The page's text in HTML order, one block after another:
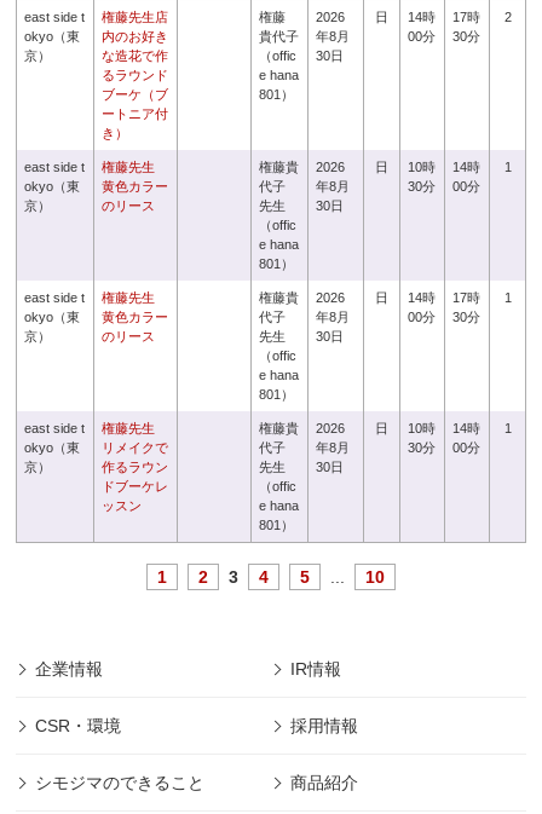
east side t
okyo（東
京）
権藤先生店
内のお好き
な造花で作
るラウンド
ブーケ（ブ
ートニア付
き）
権藤
貴代子
（offic
e hana
801）
2026
年8月
30日
日
14時
00分
17時
30分
2
east side t
okyo（東
京）
権藤先生
黄色カラー
のリース
権藤貴
代子
先生
（offic
e hana
801）
2026
年8月
30日
日
10時
30分
14時
00分
1
east side t
okyo（東
京）
権藤先生
黄色カラー
のリース
権藤貴
代子
先生
（offic
e hana
801）
2026
年8月
30日
日
14時
00分
17時
30分
1
east side t
okyo（東
京）
権藤先生
リメイクで
作るラウン
ドブーケレ
ッスン
権藤貴
代子
先生
（offic
e hana
801）
2026
年8月
30日
日
10時
30分
14時
00分
1
1 2 3 4 5 10
企業情報 IR情報
CSR・環境 採用情報
シモジマのできること 商品紹介